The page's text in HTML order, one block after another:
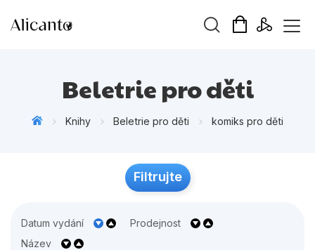
Tipy redakce
Beletrie pro děti
Knihy Beletrie pro děti komiks pro děti
Filtrujte
Datum vydání
Prodejnost
Název